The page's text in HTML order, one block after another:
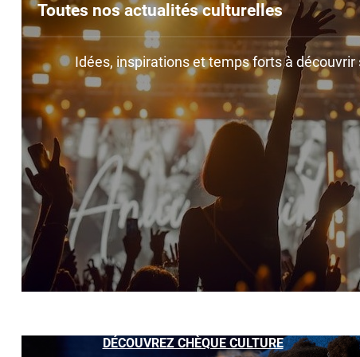
Toutes nos actualités culturelles
Idées, inspirations et temps forts à découvrir
DÉCOUVREZ CHÈQUE CULTURE